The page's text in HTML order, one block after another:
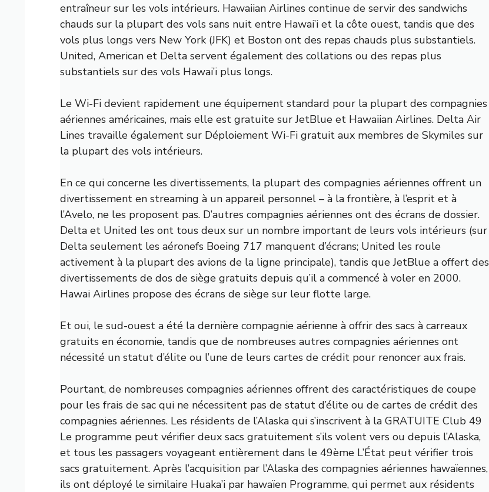
entraîneur sur les vols intérieurs. Hawaiian Airlines continue de servir des sandwichs
chauds sur la plupart des vols sans nuit entre Hawai’i et la côte ouest, tandis que des
vols plus longs vers New York (JFK) et Boston ont des repas chauds plus substantiels.
United, American et Delta servent également des collations ou des repas plus
substantiels sur des vols Hawai’i plus longs.
Le Wi-Fi devient rapidement une équipement standard pour la plupart des compagnies
aériennes américaines, mais elle est gratuite sur JetBlue et Hawaiian Airlines. Delta Air
Lines travaille également sur Déploiement Wi-Fi gratuit aux membres de Skymiles sur
la plupart des vols intérieurs.
En ce qui concerne les divertissements, la plupart des compagnies aériennes offrent un
divertissement en streaming à un appareil personnel – à la frontière, à l’esprit et à
l’Avelo, ne les proposent pas. D’autres compagnies aériennes ont des écrans de dossier.
Delta et United les ont tous deux sur un nombre important de leurs vols intérieurs (sur
Delta seulement les aéronefs Boeing 717 manquent d’écrans; United les roule
activement à la plupart des avions de la ligne principale), tandis que JetBlue a offert des
divertissements de dos de siège gratuits depuis qu’il a commencé à voler en 2000.
Hawai Airlines propose des écrans de siège sur leur flotte large.
Et oui, le sud-ouest a été la dernière compagnie aérienne à offrir des sacs à carreaux
gratuits en économie, tandis que de nombreuses autres compagnies aériennes ont
nécessité un statut d’élite ou l’une de leurs cartes de crédit pour renoncer aux frais.
Pourtant, de nombreuses compagnies aériennes offrent des caractéristiques de coupe
pour les frais de sac qui ne nécessitent pas de statut d’élite ou de cartes de crédit des
compagnies aériennes. Les résidents de l’Alaska qui s’inscrivent à la GRATUITE Club 49
Le programme peut vérifier deux sacs gratuitement s’ils volent vers ou depuis l’Alaska,
et tous les passagers voyageant entièrement dans le 49ème L’État peut vérifier trois
sacs gratuitement. Après l’acquisition par l’Alaska des compagnies aériennes hawaïennes,
ils ont déployé le similaire Huaka’i par hawaïen Programme, qui permet aux résidents